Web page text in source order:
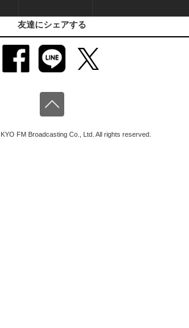
友達にシェアする
FM Broadcasting Co., Ltd. All rights reserved.